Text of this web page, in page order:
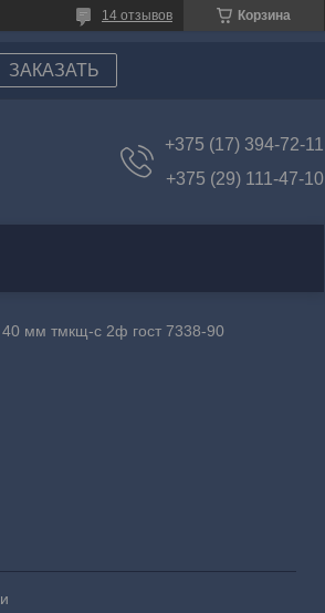
Корзина
14 отзывов
ЗАКАЗАТЬ
+375 (17) 394-72-11
+375 (29) 111-47-10
40 мм тмкщ-c 2ф гост 7338-90